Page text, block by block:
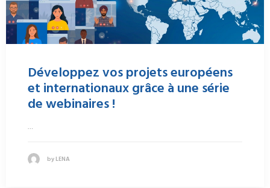
Développez vos projets européens
et internationaux grâce à une série
de webinaires !
…
by LENA